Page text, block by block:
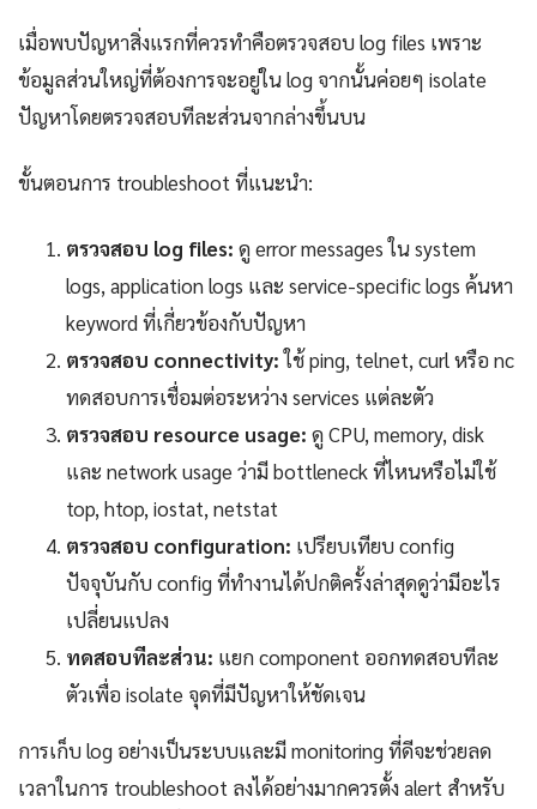
เมื่อพบปัญหาสิ่งแรกที่ควรทำคือตรวจสอบ log files เพราะ
ข้อมูลส่วนใหญ่ที่ต้องการจะอยู่ใน log จากนั้นค่อยๆ isolate
ปัญหาโดยตรวจสอบทีละส่วนจากล่างขึ้นบน
ขั้นตอนการ troubleshoot ที่แนะนำ:
ตรวจสอบ log files: ดู error messages ใน system
logs, application logs และ service-specific logs ค้นหา
keyword ที่เกี่ยวข้องกับปัญหา
ตรวจสอบ connectivity:ใช้ ping, telnet, curl หรือ nc
ทดสอบการเชื่อมต่อระหว่าง services แต่ละตัว
ตรวจสอบ resource usage: ดู CPU, memory, disk
และ network usage ว่ามี bottleneck ที่ไหนหรือไม่ใช้
top, htop, iostat, netstat
ตรวจสอบ configuration: เปรียบเทียบ config
ปัจจุบันกับ config ที่ทำงานได้ปกติครั้งล่าสุดดูว่ามีอะไร
เปลี่ยนแปลง
ทดสอบทีละส่วน: แยก component ออกทดสอบทีละ
ตัวเพื่อ isolate จุดที่มีปัญหาให้ชัดเจน
การเก็บ log อย่างเป็นระบบและมี monitoring ที่ดีจะช่วยลด
เวลาในการ troubleshoot ลงได้อย่างมากควรตั้ง alert สำหรับ